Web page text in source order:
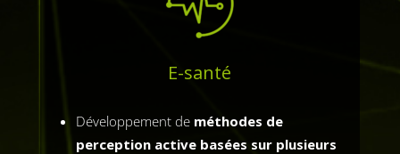
E-santé
Développement de méthodes de
perception active basées sur plusieurs